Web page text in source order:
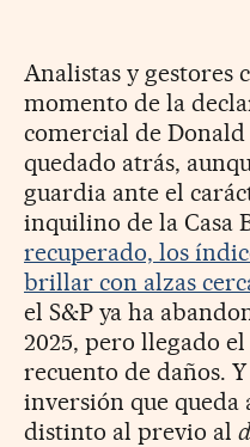
Analistas y gestores
momento de la
comercial de
quedado atrás,
guardia ante el
inquilino de la Casa
recuperado, los
brillar con alzas
el S&P ya ha
2025, pero llegado
recuento de daños.
inversión que queda
distinto al previo al